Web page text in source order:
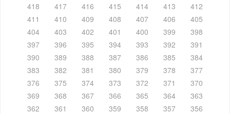
418
417 416 415 414 413
412
411
410 409 408 407 406
405
404
403 402 401 400 399
398
397
396 395 394 393 392
391
390
389 388 387 386 385
384
383
382 381 380 379 378
377
376
375 374 373 372 371
370
369
368 367 366 365 364
363
362
361 360 359 358 357
356